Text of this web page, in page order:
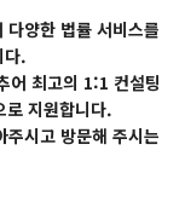
다양한 법률 서비스를
다.
어 최고의 1:1 컨설팅
로 지원합니다.
주시고 방문해 주시는